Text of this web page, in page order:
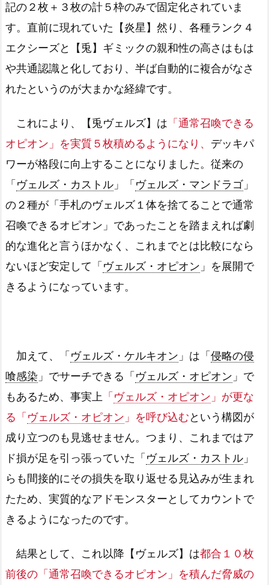
記の２枚＋３枚の計５枠のみで固定化されていま
す。直前に現れていた【炎星】然り、各種ランク４
エクシーズと【兎】ギミックの親和性の高さはもは
や共通認識と化しており、半ば自動的に複合がなさ
れたというのが大まかな経緯です。
これにより、【兎ヴェルズ】は 「通常召喚できる
オピオン」を実質５枚積めるようになり、 デッキパ
ワーが格段に向上することになりました。従来の
「 ヴェルズ・カストル 」「 ヴェルズ・マンドラゴ 」
の２種が「手札のヴェルズ１体を捨てることで通常
召喚できるオピオン」であったことを踏まえれば劇
的な進化と言うほかなく、これまでとは比較になら
ないほど安定して「 ヴェルズ・オピオン 」を展開で
きるようになっています。
加えて、「 ヴェルズ・ケルキオン 」は「 侵略の侵
喰感染 」でサーチできる「 ヴェルズ・オピオン 」で
もあるため、事実上 「 ヴェルズ・オピオン 」が更な
る「 ヴェルズ・オピオン 」を呼び込む という構図が
成り立つのも見逃せません。つまり、これまではア
ド損が足を引っ張っていた「 ヴェルズ・カストル 」
らも間接的にその損失を取り返せる見込みが生まれ
たため、実質的なアドモンスターとしてカウントで
きるようになったのです。
結果として、これ以降【ヴェルズ】は都合１０枚
前後の「通常召喚できるオピオン」を積んだ脅威の